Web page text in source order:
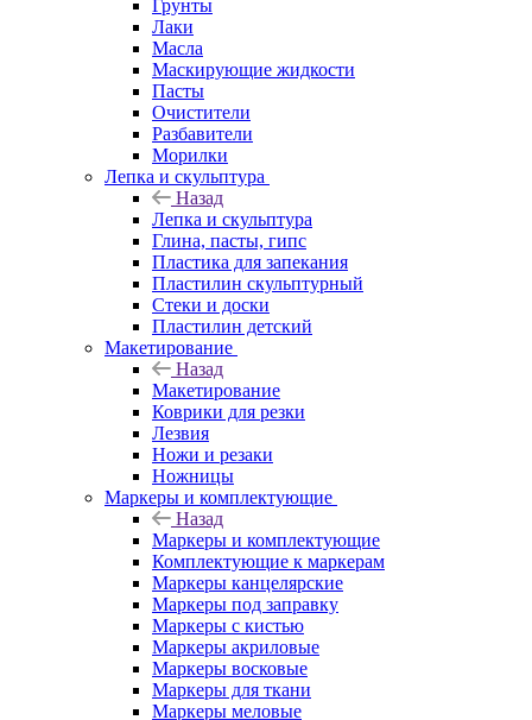
Грунты
Лаки
Масла
Маскирующие жидкости
Пасты
Очистители
Разбавители
Морилки
Лепка и скульптура
Назад
Лепка и скульптура
Глина, пасты, гипс
Пластика для запекания
Пластилин скульптурный
Стеки и доски
Пластилин детский
Макетирование
Назад
Макетирование
Коврики для резки
Лезвия
Ножи и резаки
Ножницы
Маркеры и комплектующие
Назад
Маркеры и комплектующие
Комплектующие к маркерам
Маркеры канцелярские
Маркеры под заправку
Маркеры с кистью
Маркеры акриловые
Маркеры восковые
Маркеры для ткани
Маркеры меловые